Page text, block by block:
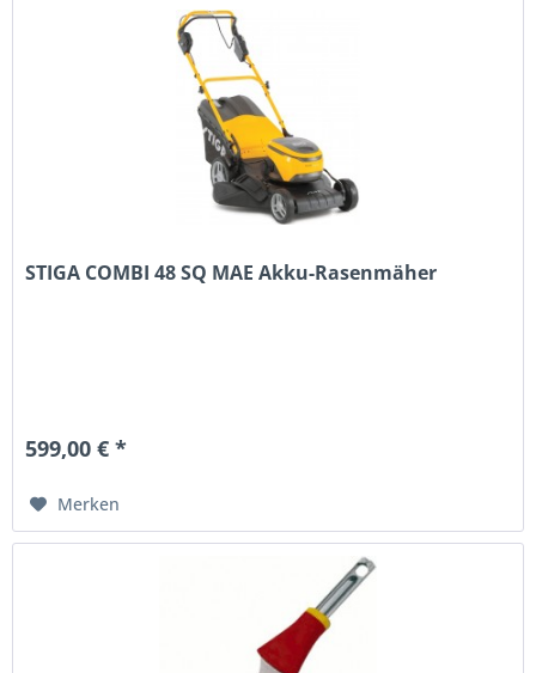
STIGA COMBI 48 SQ MAE Akku-Rasenmäher
599,00 € *
Merken